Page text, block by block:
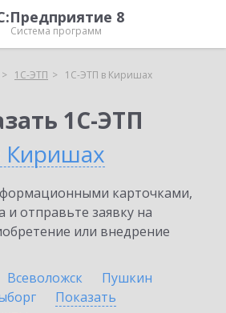
8
Система программ
1С-ЭТП 1С-ЭТП в Киришах
1С-ЭТП
Киришах
карточками,
и отправьте заявку на
или внедрение
Всеволожск
Пушкин
Показать